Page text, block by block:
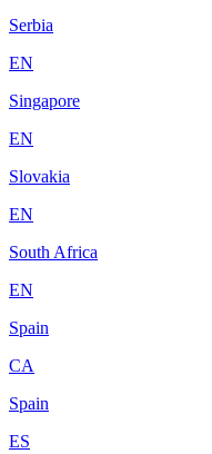
Serbia
EN
Singapore
EN
Slovakia
EN
South Africa
EN
Spain
CA
Spain
ES